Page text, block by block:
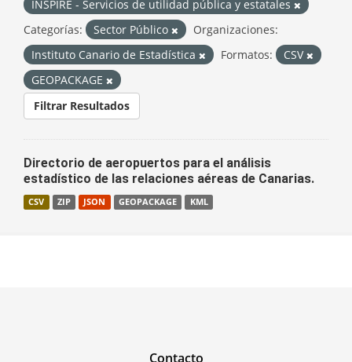
INSPIRE - Servicios de utilidad pública y estatales
Categorías:
Sector Público
Organizaciones:
Instituto Canario de Estadística
Formatos:
CSV
GEOPACKAGE
Filtrar Resultados
Directorio de aeropuertos para el análisis
estadístico de las relaciones aéreas de Canarias.
CSV ZIP JSON GEOPACKAGE KML
Contacto